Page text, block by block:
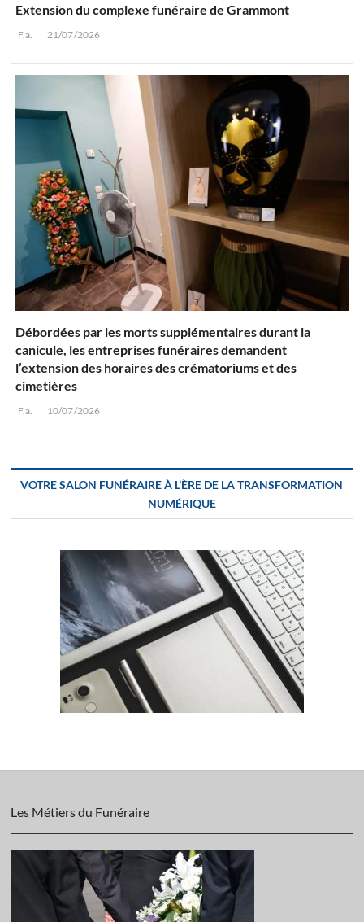
Extension du complexe funéraire de Grammont
F.a. 21/07/2026
Débordées par les morts supplémentaires durant la
canicule, les entreprises funéraires demandent
l’extension des horaires des crématoriums et des
cimetières
F.a. 10/07/2026
VOTRE SALON FUNÉRAIRE À L’ÈRE DE LA TRANSFORMATION
NUMÉRIQUE
Les Métiers du Funéraire